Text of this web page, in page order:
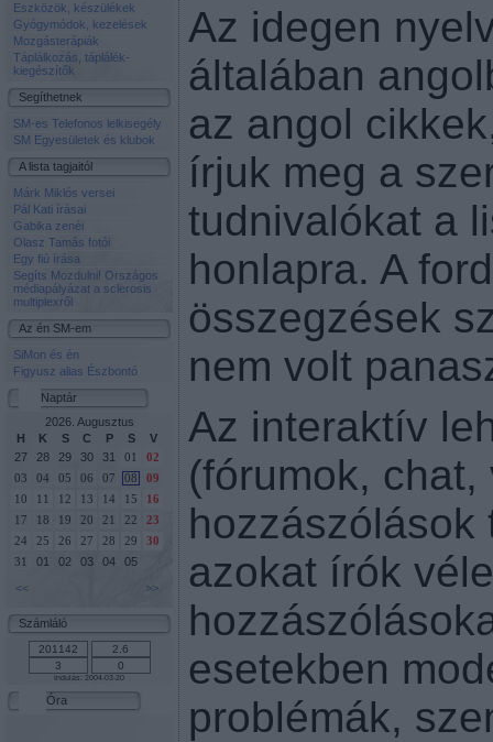
Eszközök, készülékek
Gyógymódok, kezelések
Mozgásterápiák
Táplálkozás, táplálék-
kiegészítők
Segíthetnek
SM-es Telefonos lelkisegély
SM Egyesületek és klubok
A lista tagjaitól
Márk Miklós versei
Pál Kati írásai
Gabika zenéi
Olasz Tamás fotói
Egy fiú írása
Segíts Mozdulni! Országos
médiapályázat a sclerosis
multiplexről
Az én SM-em
SiMon és én
Figyusz alias Észbontó
Naptár
2026. Augusztus
H
K S C P S
V
27
28 29 30 31 01
02
03
04 05 06 07 08
09
10
11 12 13 14 15
16
17
18 19 20 21 22
23
24
25 26 27 28 29
30
31
01 02 03 04
05
<<
>>
Számláló
Indulás: 2004-03-20
Óra
Az idegen
általában
az angol
írjuk meg a
tudnivalókat a
honlapra. A
összegzések
nem volt
Az interaktív
(fórumok,
hozzászólások
azokat írók
esetekben
problémák,